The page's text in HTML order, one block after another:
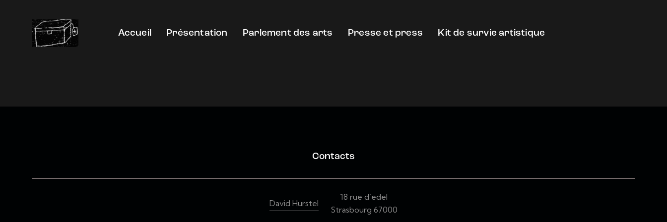
Accueil Présentation Parlement des arts Presse et press Kit de survie artistique
Contacts
David Hurstel
18 rue d’edel
Strasbourg 67000